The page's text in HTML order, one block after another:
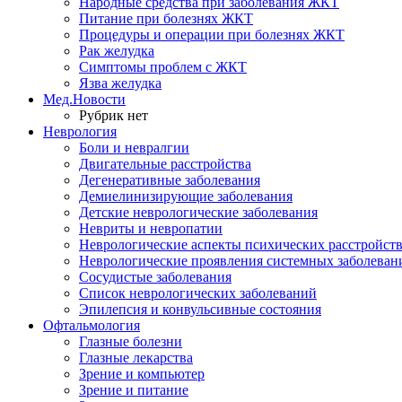
Питание при болезнях ЖКТ
Процедуры и операции при болезнях ЖКТ
Рак желудка
Симптомы проблем с ЖКТ
Язва желудка
Мед.Новости
Рубрик нет
Неврология
Боли и невралгии
Двигательные расстройства
Дегенеративные заболевания
Демиелинизирующие заболевания
Детские неврологические заболевания
Невриты и невропатии
Неврологические аспекты психических расстройств
Неврологические проявления системных
Сосудистые заболевания
Список неврологических заболеваний
Эпилепсия и конвульсивные состояния
Офтальмология
Глазные болезни
Глазные лекарства
Зрение и компьютер
Зрение и питание